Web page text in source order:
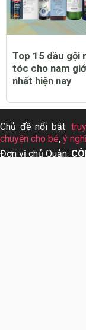
Top 15 dầu gội
tóc cho nam
nhất hiện nay
Chủ đề nổi bật:
chuyện cho bé, ý
Đơn vị chủ Quản: